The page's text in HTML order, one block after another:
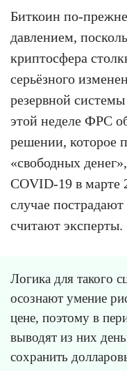
Биткоин по-
давлением,
криптосфера
серьёзного
резервной
этой неделе ФРС
решении, которое
«свободных
COVID-19 в марте
случае
считают эксперты.
Логика для такого
осознают умение
цене, поэтому в
выводят из них
сохранить